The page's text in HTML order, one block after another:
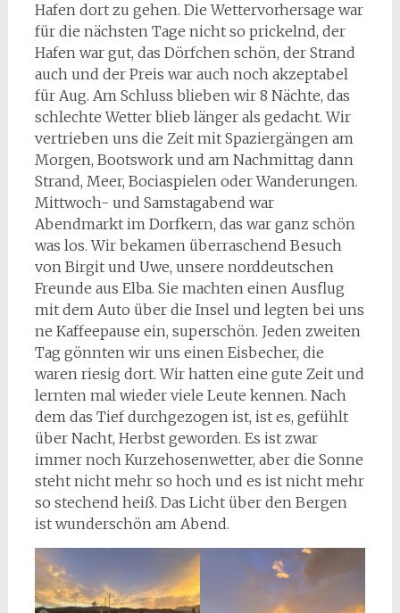
Hafen dort zu gehen. Die Wettervorhersage war
für die nächsten Tage nicht so prickelnd, der
Hafen war gut, das Dörfchen schön, der Strand
auch und der Preis war auch noch akzeptabel
für Aug. Am Schluss blieben wir 8 Nächte, das
schlechte Wetter blieb länger als gedacht. Wir
vertrieben uns die Zeit mit Spaziergängen am
Morgen, Bootswork und am Nachmittag dann
Strand, Meer, Bociaspielen oder Wanderungen.
Mittwoch- und Samstagabend war
Abendmarkt im Dorfkern, das war ganz schön
was los. Wir bekamen überraschend Besuch
von Birgit und Uwe, unsere norddeutschen
Freunde aus Elba. Sie machten einen Ausflug
mit dem Auto über die Insel und legten bei uns
ne Kaffeepause ein, superschön. Jeden zweiten
Tag gönnten wir uns einen Eisbecher, die
waren riesig dort. Wir hatten eine gute Zeit und
lernten mal wieder viele Leute kennen. Nach
dem das Tief durchgezogen ist, ist es, gefühlt
über Nacht, Herbst geworden. Es ist zwar
immer noch Kurzehosenwetter, aber die Sonne
steht nicht mehr so hoch und es ist nicht mehr
so stechend heiß. Das Licht über den Bergen
ist wunderschön am Abend.